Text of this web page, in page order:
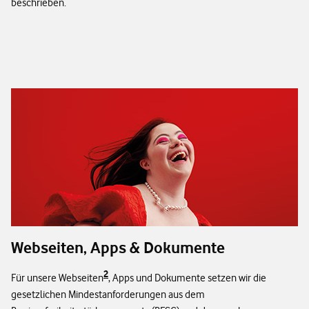
beschrieben.
Webseiten, Apps & Dokumente
Für unsere Webseiten2, Apps und Dokumente setzen wir die
gesetzlichen Mindestanforderungen aus dem